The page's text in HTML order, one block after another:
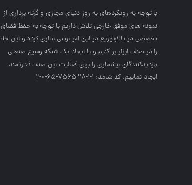
با توجه به رويكردهاي به روز دنياي مجازي و گرته برداري از
نمونه هاي موفق خارجي تلاش داريم با توجه به حفظ فضاي
تخصصي در تالارتوزيع در اين امر بومي سازي كرده و اين خلا
را در صنف ابزار پر كنيم و با ايجاد يك شبكه وسيع صنعتي
بازديدكنندگان بيشماري را براي فعاليت اين صنف قدرتمند
ايجاد نماييم. کد شامد: 1-1-756538-65-0-2